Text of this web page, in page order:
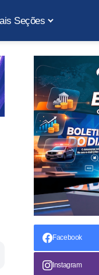
Seções
Facebook
Instagram